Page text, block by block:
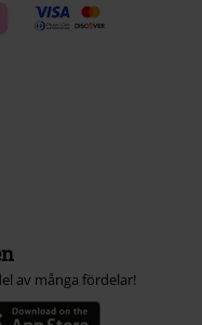
av många fördelar!